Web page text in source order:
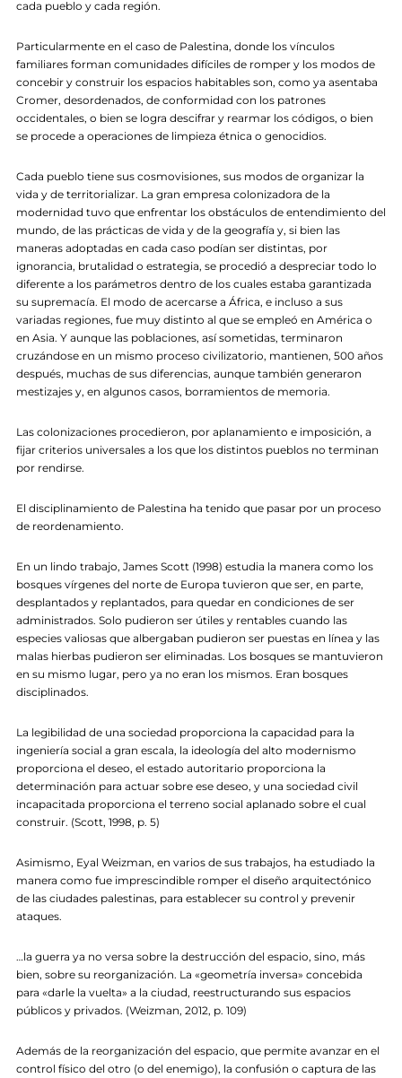
cada pueblo y cada región.
Particularmente en el caso de Palestina, donde los vínculos
familiares forman comunidades difíciles de romper y los modos de
concebir y construir los espacios habitables son, como ya asentaba
Cromer, desordenados, de conformidad con los patrones
occidentales, o bien se logra descifrar y rearmar los códigos, o bien
se procede a operaciones de limpieza étnica o genocidios.
Cada pueblo tiene sus cosmovisiones, sus modos de organizar la
vida y de territorializar. La gran empresa colonizadora de la
modernidad tuvo que enfrentar los obstáculos de entendimiento del
mundo, de las prácticas de vida y de la geografía y, si bien las
maneras adoptadas en cada caso podían ser distintas, por
ignorancia, brutalidad o estrategia, se procedió a despreciar todo lo
diferente a los parámetros dentro de los cuales estaba garantizada
su supremacía. El modo de acercarse a África, e incluso a sus
variadas regiones, fue muy distinto al que se empleó en América o
en Asia. Y aunque las poblaciones, así sometidas, terminaron
cruzándose en un mismo proceso civilizatorio, mantienen, 500 años
después, muchas de sus diferencias, aunque también generaron
mestizajes y, en algunos casos, borramientos de memoria.
Las colonizaciones procedieron, por aplanamiento e imposición, a
fijar criterios universales a los que los distintos pueblos no terminan
por rendirse.
El disciplinamiento de Palestina ha tenido que pasar por un proceso
de reordenamiento.
En un lindo trabajo, James Scott (1998) estudia la manera como los
bosques vírgenes del norte de Europa tuvieron que ser, en parte,
desplantados y replantados, para quedar en condiciones de ser
administrados. Solo pudieron ser útiles y rentables cuando las
especies valiosas que albergaban pudieron ser puestas en línea y las
malas hierbas pudieron ser eliminadas. Los bosques se mantuvieron
en su mismo lugar, pero ya no eran los mismos. Eran bosques
disciplinados.
La legibilidad de una sociedad proporciona la capacidad para la
ingeniería social a gran escala, la ideología del alto modernismo
proporciona el deseo, el estado autoritario proporciona la
determinación para actuar sobre ese deseo, y una sociedad civil
incapacitada proporciona el terreno social aplanado sobre el cual
construir. (Scott, 1998, p. 5)
Asimismo, Eyal Weizman, en varios de sus trabajos, ha estudiado la
manera como fue imprescindible romper el diseño arquitectónico
de las ciudades palestinas, para establecer su control y prevenir
ataques.
…la guerra ya no versa sobre la destrucción del espacio, sino, más
bien, sobre su reorganización. La «geometría inversa» concebida
para «darle la vuelta» a la ciudad, reestructurando sus espacios
públicos y privados. (Weizman, 2012, p. 109)
Además de la reorganización del espacio, que permite avanzar en el
control físico del otro (o del enemigo), la confusión o captura de las